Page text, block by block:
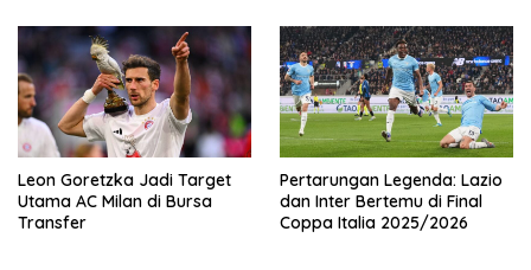
Leon Goretzka Jadi Target
Utama AC Milan di Bursa
Transfer
Pertarungan Legenda: Lazio
dan Inter Bertemu di Final
Coppa Italia 2025/2026